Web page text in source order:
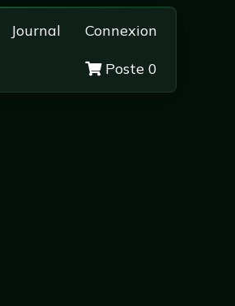
Journal Connexion
Poste 0